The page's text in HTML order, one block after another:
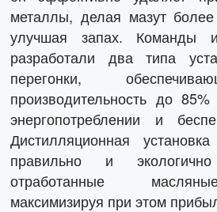
металлы, делая мазут
улучшая запах. Команды
разработали два типа
перегонки,
производительность до
энергопотреблении и
Дистилляционная
правильно и экологично
отработанные
максимизируя при этом